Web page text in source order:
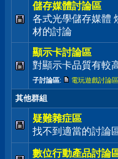
儲存媒體討論區
各式光學儲存媒體
材的討論
顯示卡討論區
對顯示卡品質有較
子討論區: 電玩遊戲討論區
其他群組
疑難雜症區
找不到適當的討論
數位行動產品討論